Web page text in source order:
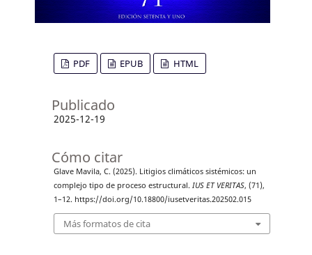
PDF EPUB HTML
Publicado
2025-12-19
Cómo citar
Glave Mavila, C. (2025). Litigios climáticos sistémicos: un
complejo tipo de proceso estructural. IUS ET VERITAS, (71),
1–12. https://doi.org/10.18800/iusetveritas.202502.015
Más formatos de cita